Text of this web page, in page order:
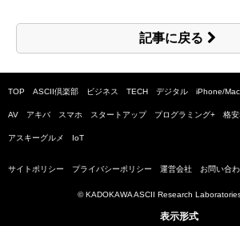
記事に戻る
TOP ASCII倶楽部 ビジネス TECH デジタル iPhone/Mac
AV アキバ スマホ スタートアップ プログラミング+ 格
アスキーグルメ IoT
サイトポリシー プライバシーポリシー 運営会社 お問い合
© KADOKAWA ASCII Research
表示形式